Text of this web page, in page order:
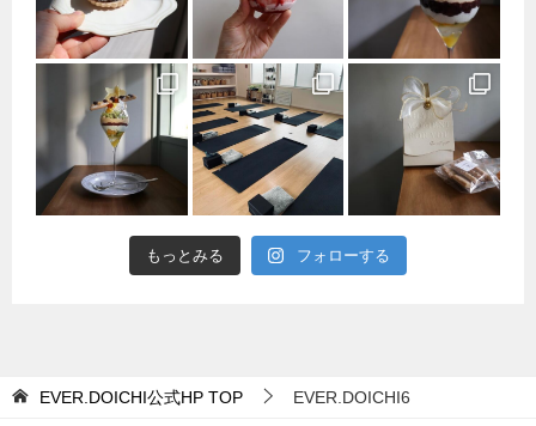
もっとみる フォローする
EVER.DOICHI公式HP TOP EVER.DOICHI6